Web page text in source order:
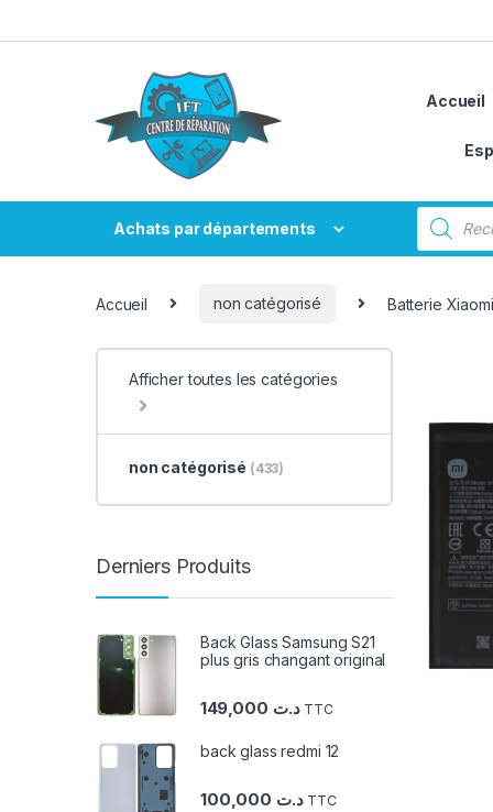
Accueil
Achats par départements
Accueil non catégorisé Batterie
Afficher toutes les catégories
non catégorisé (433)
Derniers Produits
Back Glass Samsung S21
plus gris changant original
د.ت TTC
back glass redmi 12
د.ت TTC